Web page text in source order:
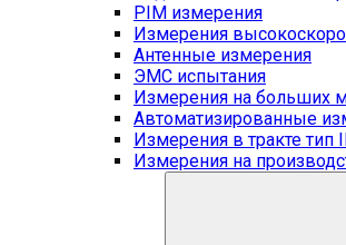
PIM измерения
Измерения
Антенные измерения
ЭМС испытания
Измерения на больших
Автоматизированные
Измерения в тракте тип
Измерения на